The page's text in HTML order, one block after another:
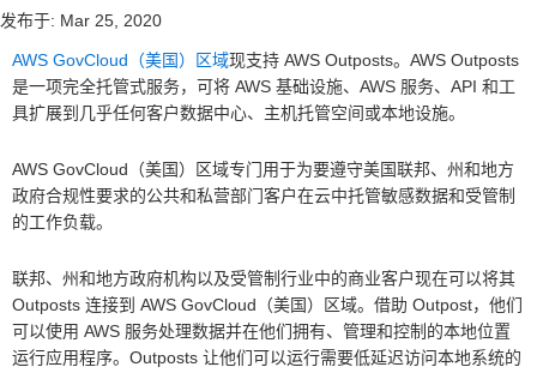
发布于: Mar 25, 2020
AWS GovCloud（美国）区域现支持 AWS Outposts。AWS Outposts
是一项完全托管式服务，可将 AWS 基础设施、AWS 服务、API 和工
具扩展到几乎任何客户数据中心、主机托管空间或本地设施。
AWS GovCloud（美国）区域专门用于为要遵守美国联邦、州和地方
政府合规性要求的公共和私营部门客户在云中托管敏感数据和受管制
的工作负载。
联邦、州和地方政府机构以及受管制行业中的商业客户现在可以将其
Outposts 连接到 AWS GovCloud（美国）区域。借助 Outpost，他们
可以使用 AWS 服务处理数据并在他们拥有、管理和控制的本地位置
运行应用程序。Outposts 让他们可以运行需要低延迟访问本地系统的